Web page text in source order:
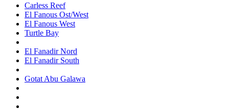
Carless Reef
El Fanous Ost/West
El Fanous West
Turtle Bay
El Fanadir Nord
El Fanadir South
Gotat Abu Galawa